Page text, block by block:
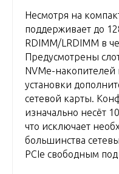
Несмотря на
поддерживает до
RDIMM/LRDIMM в
Предусмотрены
NVMe-накопителей
установки
сетевой карты.
изначально несёт
что исключает
большинства
PCIe свободным